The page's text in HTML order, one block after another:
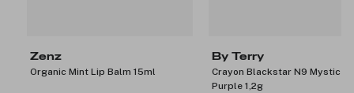
Zenz
Organic Mint Lip Balm 15ml
By Terry
Crayon Blackstar N9 Mystic
Purple 1,2g